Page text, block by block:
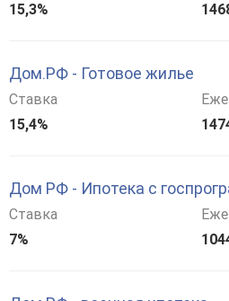
15,3%
Дом.РФ - Готовое жилье
Ставка
15,4%
Дом РФ - Ипотека с
Ставка
7%